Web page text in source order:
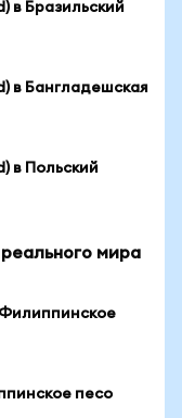
в Бразильский
в Бангладешская
в Польский
мира
Филиппинское
песо